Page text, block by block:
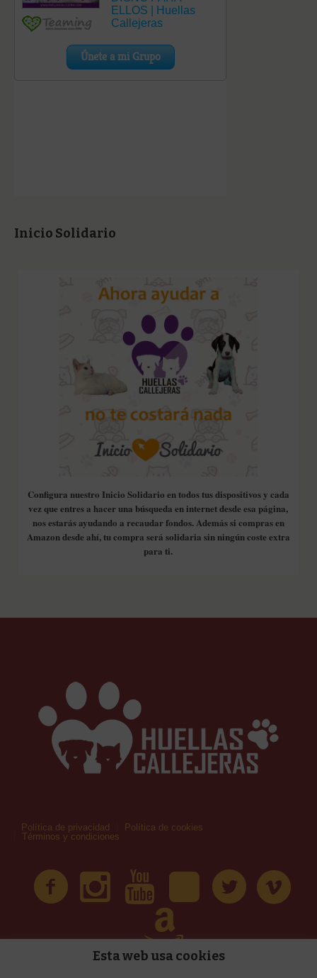
Inicio Solidario
Configura nuestro Inicio Solidario en todos tus dispositivos y cada
vez que entres a hacer una búsqueda en internet desde esa página,
nos estarás ayudando a recaudar fondos. Además si compras en
Amazon desde ahí, tu compra será solidaria sin ningún coste extra
para ti.
Política de privacidad
Política de cookies
Términos y condiciones
Esta web usa cookies